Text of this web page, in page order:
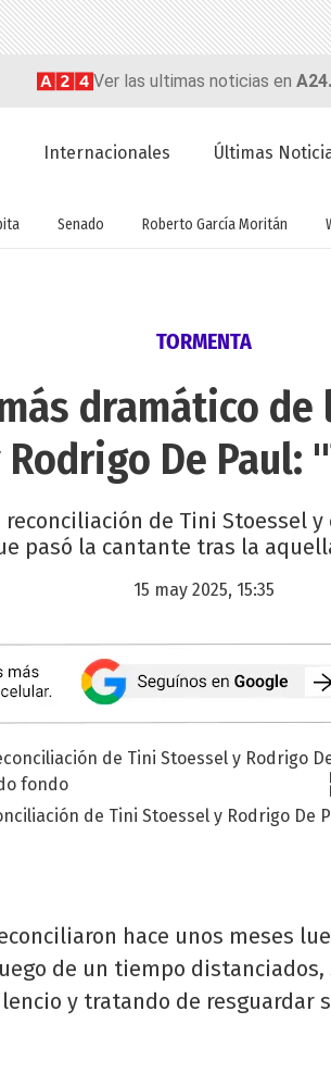
Ver las ultimas noticias en
Internacionales Últimas
Senado Roberto García Moritán
TORMENTA
dramático
De Paul:
de Tini Stoessel
pasó la cantante tras la
15 may 2025, 15:35
de Tini Stoessel y Rodrigo De
hace unos meses
de un tiempo distanciados,
y tratando de resguardar